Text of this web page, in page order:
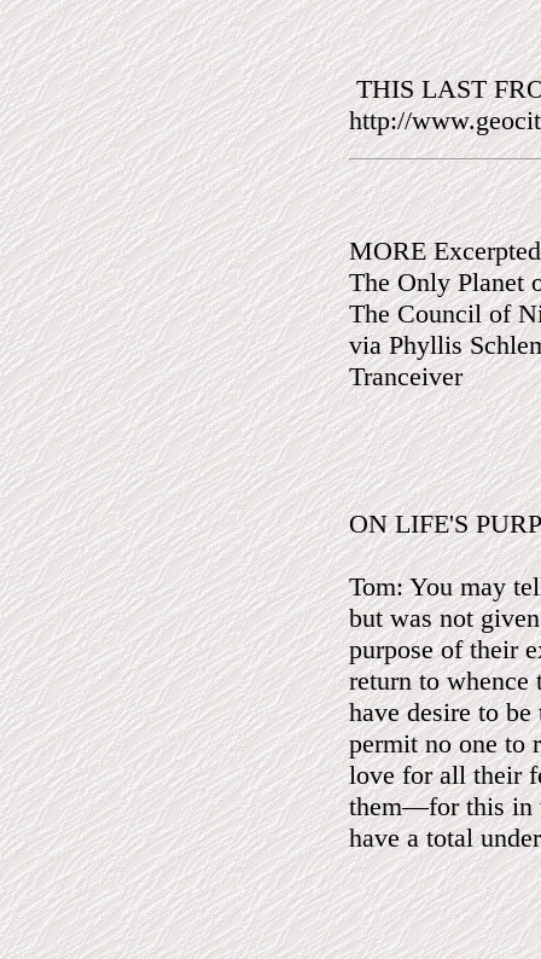
THIS LAST
http://
MORE
The Only Planet
The Council of
via Phyllis
Tranceiver
ON LIFE'S
Tom: You may
but was not
purpose of their
return to whence
have desire to
permit no one to
love for all their
them—for this in
have a total